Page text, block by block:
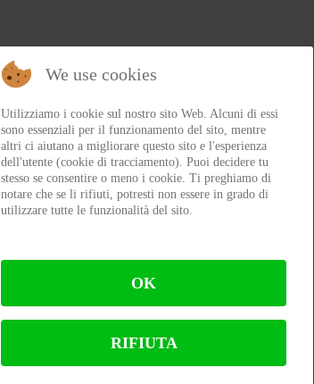
We use cookies
Utilizziamo i cookie sul nostro sito Web. Alcuni di essi
sono essenziali per il funzionamento del sito, mentre
altri ci aiutano a migliorare questo sito e l'esperienza
dell'utente (cookie di tracciamento). Puoi decidere tu
stesso se consentire o meno i cookie. Ti preghiamo di
notare che se li rifiuti, potresti non essere in grado di
utilizzare tutte le funzionalità del sito.
OK
RIFIUTA